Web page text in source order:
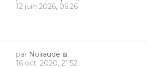
12 juin 2026, 06:26
par Noiraude
16 oct. 2020, 21:52